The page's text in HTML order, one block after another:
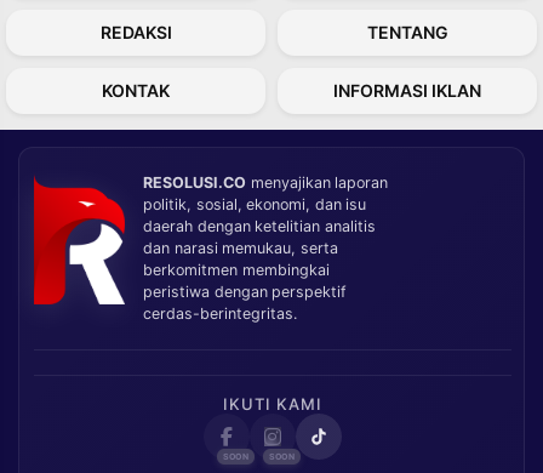
REDAKSI TENTANG
KONTAK INFORMASI IKLAN
RESOLUSI.CO menyajikan laporan
politik, sosial, ekonomi, dan isu
daerah dengan ketelitian analitis
dan narasi memukau, serta
berkomitmen membingkai
peristiwa dengan perspektif
cerdas-berintegritas.
IKUTI KAMI